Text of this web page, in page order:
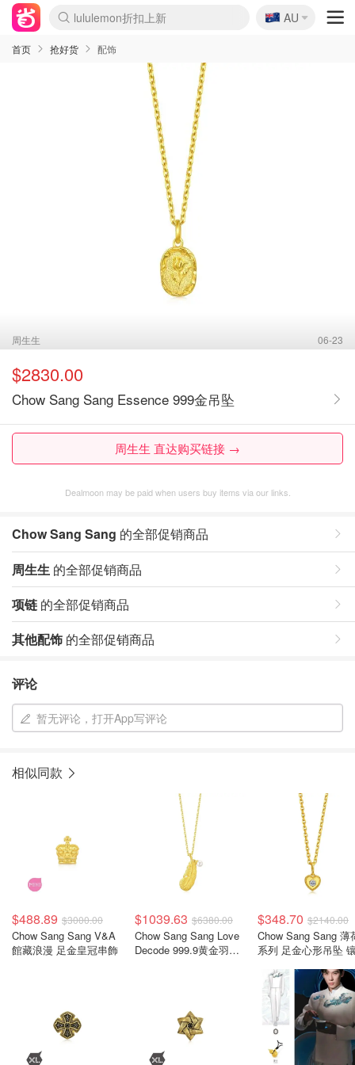
lululemon折扣上新
Sasa美妆护肤3.5折
SSENSE年中3折
FreshBeauty好价汇总
Cettire降价+叠9折
WWS Coles超市实拍
viagogo二手票捡漏
Myer超级周末1折
The Outnet奢牌1折起
David Jones 3折起
Flannels大牌1折
Perfumes Club护肤1折
AMIRO返校季6.2折
Amazon折扣汇总
eToro入金$200送$50
Amazon数码好物
ICONIC本周7.5折
ThedoubleF高奢地板价
Moose Knuckles 6折
丝芙兰5折起
EUFY官网3.7折起
Selenichast首饰2折
Trip机票酒店促销
YSL送5件彩妆礼
Amazon家居好物
Amazon美妆护肤
雅漾大喷$8
过敏原检测盒$33
伊索独家赠50ml沐浴露
科颜氏清仓3折
SEALIFE海洋馆门票6折
丝塔芙大白罐$16
订阅Newsletter送香薰
Cult Beauty 6.8折
Harrods圣诞日历2.3折
LN-CC奢牌私促3折
d'Alba空姐喷雾$16
EVE LOM套装逆天2折
Bernardelli独家4折
Adore Beauty 6折起
CT圣诞日历
Mytheresa奢品2.7折
Luxury Escapes 9折
Currentbody美容仪9折
MOON Garden Live
Roborock扫地机3.7折
Tingo Life水杯$24
Valentino官网5折
CR洗发护发6.3折
修丽可套装7.4折
Myer彩妆2件7折
GANNI官网4.5折
Stylevana韩妆4折
Tessabit高奢8.5折
OGX洗护4折
Amazon阿德莱德次日达
卡诗8.5折+赠礼
Philips Hue灯具8折
🇦🇺
AU
首页 抢好货 配饰
周生生 06-23
$2830.00
Chow Sang Sang Essence 999金吊坠
周生生 直达购买链接 →
Dealmoon may be paid when users buy items via our links.
Chow Sang Sang 的全部促销商品
周生生 的全部促销商品
项链 的全部促销商品
其他配饰 的全部促销商品
评论
暂无评论，打开App写评论
相似同款
$488.89 $3000.00
Chow Sang Sang V&A
館藏浪漫 足金皇冠串飾
$1039.63 $6380.00
Chow Sang Sang Love
Decode 999.9黄金羽毛
$348.70 $2140.00
Chow Sang Sang 薄
系列 足金心形吊坠